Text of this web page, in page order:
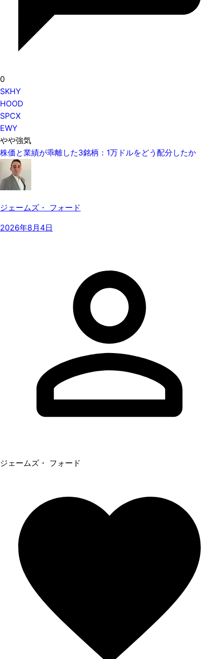
0
SKHY
HOOD
SPCX
EWY
やや強気
株価と業績が乖離した3銘柄：1万ドルをどう配分したか
ジェームズ・ フォード
2026年8月4日
ジェームズ・ フォード